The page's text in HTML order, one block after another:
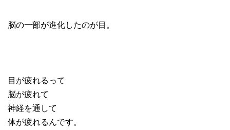
脳の一部が進化したのが目。
目が疲れるって
脳が疲れて
神経を通して
体が疲れるんです。